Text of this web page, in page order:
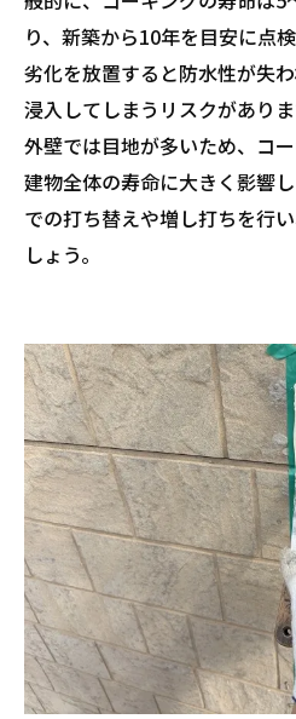
り、新築から10年を目安に点
劣化を放置すると防水性が失
浸入してしまうリスクがあり
外壁では目地が多いため、コ
建物全体の寿命に大きく影響
での打ち替えや増し打ちを行
しょう。